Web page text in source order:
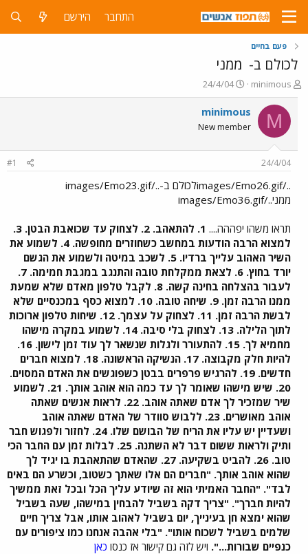
התחבר הירשם
פעם בחיים
לכולם ב- ממני
פ
ו
ת
ח
ה
ש
minimous
פ
ו
ר
ם
ר
ך
24/4/04
M
minimous
New member
24/4/04
#1
../images/Emo26.gifלכולם ב-../images/Emo23.gif
ממני../images/Emo36.gif
תראו משהו יפההה....
1. להתאהב. 2. לצחוק עד שכואבת הבטן. 3.
למצוא הרבה הודעות במחשב כשחוזרים מחופשה. 4. לשמוע את
השיר האהוב עלייך ברדיו. 5. לשכב במיטה ולשמוע את הגשם
יורד בחוץ. 6. לצאת ממקלחת טובה והתנגב במגבת חמימה. 7.
לעבור בהצלחה בחינה קשה. 8. לקבל טלפון מאדם שלא שמעת
ממנו הרבה זמן. 9. שיחה טובה. 10. למצוא כסף במכנסיים שלא
לבשת הרבה זמן. 11. לצחוק על עצמך. 12. שיחות טלפון ארוכות
לתוך הלילה. 13. לצחוק בלי סיבה. 14. לשמוע במקרה מישהו
מחמיא לך. 15. להתעורר ולגלות שנשאר לך עוד זמן לישון. 16.
להיות חלק מקבוצה. 17. הנשיקה הראשונה. 18. למצוא חברים
חדשים. 19. להרגיש פרפרים בבטן כשפוגשים את האדם המסוים.
20. שיש מישהו שאומר לך עד כמה הוא אוהב אותך. 21. לשמוע
שיר שמזכיר לך אדם שאתה אוהב. 22. לראות אנשים שאתה
אוהב מאושרים. 23. ללבוש סוודר של האדם שאתה אוהב
ושעדיין יש עליו את הריח של הבושם שלו. 24. לחזור ולפגוש חבר
ותיק ולראות ששום דבר לא השתנה. 25. לבלות זמן עם החבר הכי
טוב. 26. להביט בשקיעה. 27. שהאדם שהתאהבת בו יגיד לך
שהוא אוהב אותך. "חברים הם אלו שאתך כשטוב, וכשרע הם באים
לבד". "החבר האמיתי הוא זה שיודע עליך הכל ובכל זאת ממשיך
להיות חברך". "צריך דקה בשביל להבחין במישהו, שעה בשביל
שהוא ימצא חן בעינייך, יום בשביל לאהוב אותו, אבל צריך חיים
שלמים בשביל לשכוח אותו". "בלי אהבה אנחנו כמו ציפורים עם
כנפיים שבורות...". ויש לזה גם קישור אז כנסו כאן